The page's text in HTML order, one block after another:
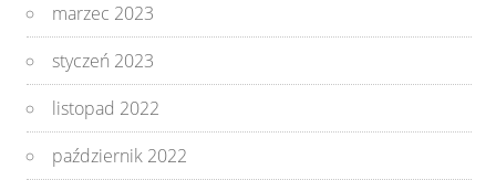
marzec 2023
styczeń 2023
listopad 2022
październik 2022